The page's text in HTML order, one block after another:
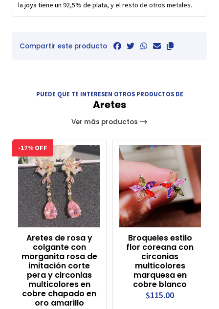
la joya tiene un 92,5% de plata, y el resto de otros metales.
Compartir este producto
PUEDE QUE TE INTERESEN OTROS PRODUCTOS DE
Aretes
Ver más productos
-17% OFF
Aretes de rosa y
colgante con
morganita rosa de
imitación corte
pera y circonias
multicolores en
cobre chapado en
oro amarillo
Broqueles estilo
flor coreana con
circonias
multicolores
marquesa en
cobre blanco
$115.00